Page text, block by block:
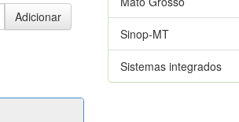
Sinop-MT
Sistemas integrados